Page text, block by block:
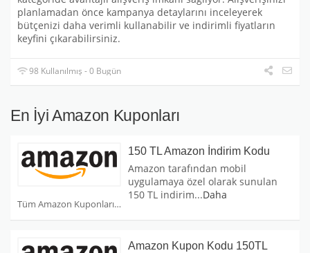
planlamadan önce kampanya detaylarını inceleyerek
bütçenizi daha verimli kullanabilir ve indirimli fiyatların
keyfini çıkarabilirsiniz.
98 Kullanılmış - 0 Bugün
En İyi Amazon Kuponları
Tüm Amazon Kuponları
150 TL Amazon İndirim Kodu
Amazon tarafından mobil
uygulamaya özel olarak sunulan
150 TL indirim...Daha
Amazon Kupon Kodu 150TL